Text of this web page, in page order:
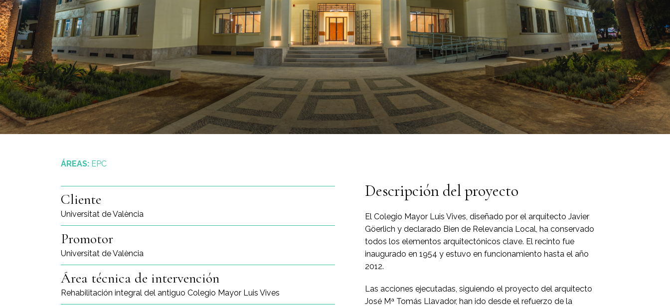
ÁREAS: EPC
Cliente
Universitat de València
Promotor
Universitat de València
Área técnica de intervención
Rehabilitación integral del antiguo Colegio Mayor Luis Vives
Descripción del proyecto
El Colegio Mayor Luis Vives, diseñado por el arquitecto Javier
Göerlich y declarado Bien de Relevancia Local, ha conservado
todos los elementos arquitectónicos clave. El recinto fue
inaugurado en 1954 y estuvo en funcionamiento hasta el año
2012.
Las acciones ejecutadas, siguiendo el proyecto del arquitecto
José Mª Tomás Llavador, han ido desde el refuerzo de la